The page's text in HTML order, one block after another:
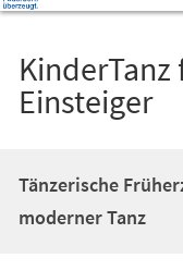
KinderTanz
Einsteiger
Tänzerische
moderner Tanz